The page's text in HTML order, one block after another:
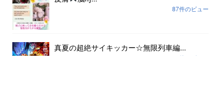
87件のビュー
真夏の超絶サイキッカー☆無限列車編...
80件のビュー